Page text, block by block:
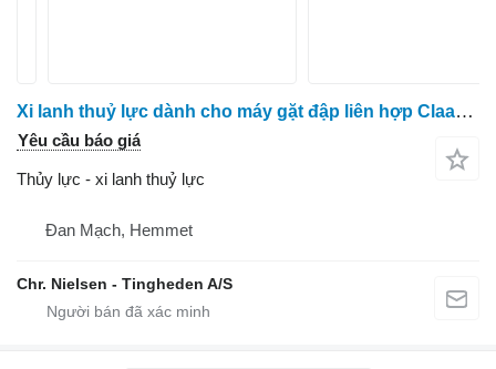
Xi lanh thuỷ lực dành cho máy gặt đập liên hợp Claas Lexion 600
Yêu cầu báo giá
Thủy lực - xi lanh thuỷ lực
Đan Mạch, Hemmet
Chr. Nielsen - Tingheden A/S